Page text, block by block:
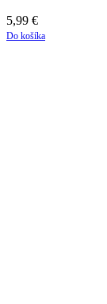
5,99 €
Do košíka